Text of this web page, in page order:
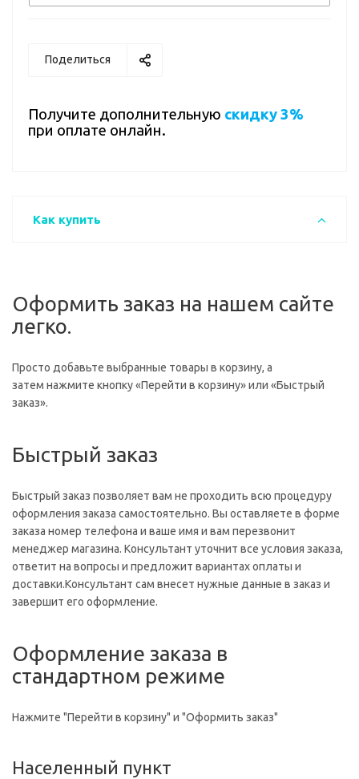
Поделиться
Получите дополнительную скидку 3%
при оплате онлайн.
Как купить
Оформить заказ на нашем сайте
легко.
Просто добавьте выбранные товары в корзину, а
затем нажмите кнопку «Перейти в корзину» или «Быстрый
заказ».
Быстрый заказ
Быстрый заказ позволяет вам не проходить всю процедуру
оформления заказа самостоятельно. Вы оставляете в форме
заказа номер телефона и ваше имя и вам перезвонит
менеджер магазина. Консультант уточнит все условия заказа,
ответит на вопросы и предложит вариантах оплаты и
доставки.Консультант сам внесет нужные данные в заказ и
завершит его оформление.
Оформление заказа в
стандартном режиме
Нажмите "Перейти в корзину" и "Оформить заказ"
Населенный пункт